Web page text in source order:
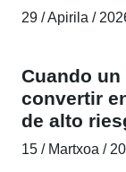
29 / Apirila /
Cuando
convertir
de alto
15 / Martxoa /